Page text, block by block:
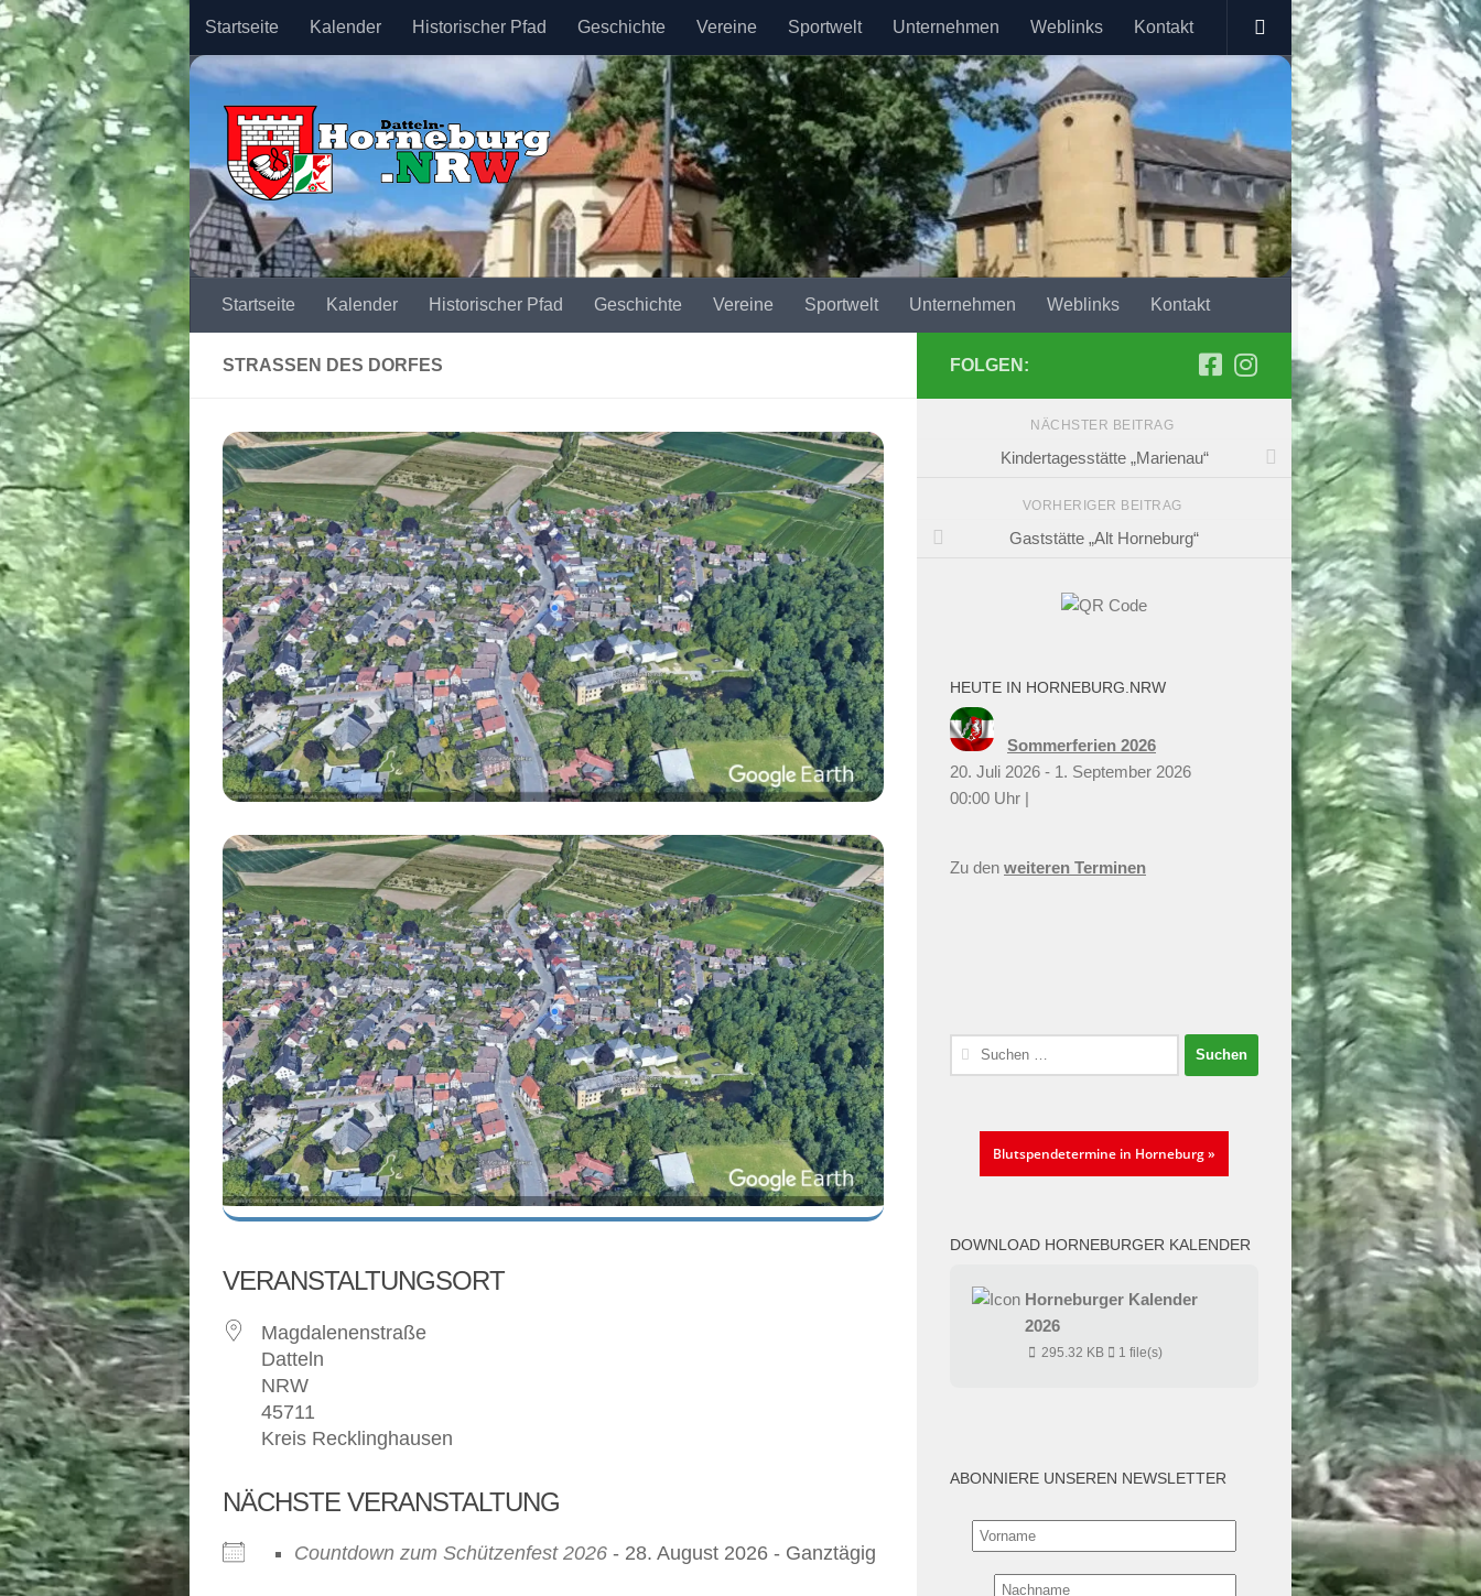
Zum Inhalt springen
Startseite Kalender Historischer Pfad Geschichte Vereine Sportwelt Unternehmen Weblinks Kontakt
Startseite Kalender Historischer Pfad Geschichte Vereine Sportwelt Unternehmen Weblinks Kontakt
STRASSEN DES DORFES
VERANSTALTUNGSORT
Magdalenenstraße
Datteln
NRW
45711
Kreis Recklinghausen
NÄCHSTE VERANSTALTUNG
Countdown zum Schützenfest 2026 - 28. August 2026 - Ganztägig
FOLGEN:
NÄCHSTER BEITRAG
Kindertagesstätte „Marienau“
VORHERIGER BEITRAG
Gaststätte „Alt Horneburg“
HEUTE IN HORNEBURG.NRW
Sommerferien 2026
20. Juli 2026 - 1. September 2026
00:00 Uhr |
Zu den weiteren Terminen
Suchen
nach:
Blutspendetermine in Horneburg »
DOWNLOAD HORNEBURGER KALENDER
Horneburger Kalender
2026
295.32 KB 1 file(s)
ABONNIERE UNSEREN NEWSLETTER